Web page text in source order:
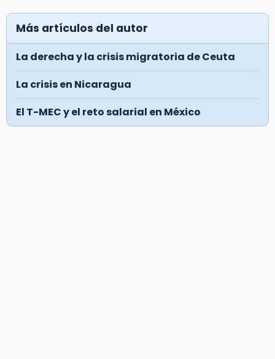
Más artículos del autor
La derecha y la crisis migratoria de Ceuta
La crisis en Nicaragua
El T-MEC y el reto salarial en México